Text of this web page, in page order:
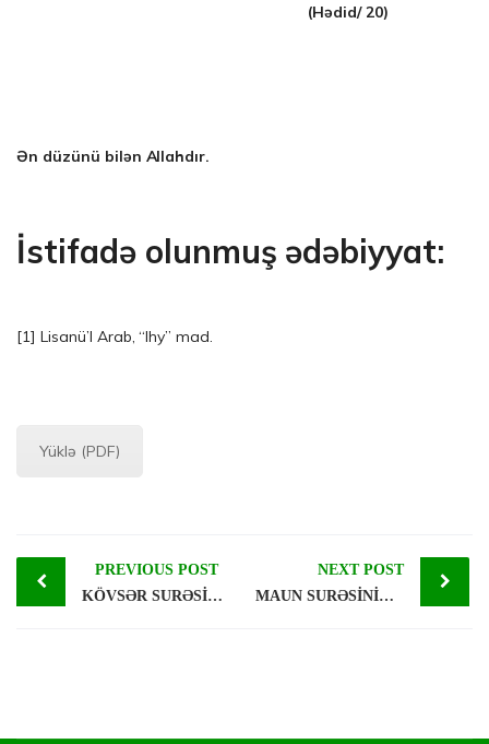
(Hədid/ 20)
Ən düzünü bilən Allahdır.
İstifadə olunmuş ədəbiyyat:
[1] Lisanü’l Arab, “lhy” mad.
Yüklə (PDF)
Post
navigation
PREVIOUS POST
KÖVSƏR SURƏSİNİN TƏBYİNİ
NEXT POST
MAUN SURƏSİNİN TƏBYİNİ